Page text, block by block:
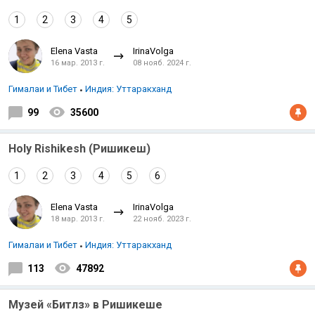
1 2 3 4 5
Elena Vasta
16 мар. 2013 г.
IrinaVolga
08 нояб. 2024 г.
Гималаи и Тибет Индия: Уттаракханд
99 35600
Holy Rishikesh (Ришикеш)
1 2 3 4 5 6
Elena Vasta
18 мар. 2013 г.
IrinaVolga
22 нояб. 2023 г.
Гималаи и Тибет Индия: Уттаракханд
113 47892
Музей «Битлз» в Ришикеше